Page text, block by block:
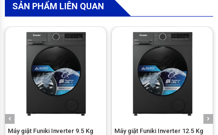
*Hình ảnh chỉ mang tính chất minh hoạ
Cửa máy sử dụngnhựa ABS kính cường lực, góp phần
tăng độ chắc chắn trong quá trình đóng mở.Vỏ máy bằng kim
loại sơn tĩnh điện
lồng giặt thép không
SẢN PHẨM LIÊN QUAN
Máy giặt Funiki Inverter 9.5 Kg
Máy giặt Funiki Inverter 12.5 Kg